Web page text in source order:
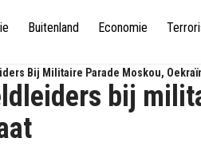
Buitenland Economie
Bij Militaire Parade Moskou,
bij